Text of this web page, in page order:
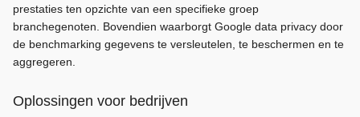
prestaties ten opzichte van een specifieke groep
branchegenoten. Bovendien waarborgt Google data privacy door
de benchmarking gegevens te versleutelen, te beschermen en te
aggregeren.
Oplossingen voor bedrijven